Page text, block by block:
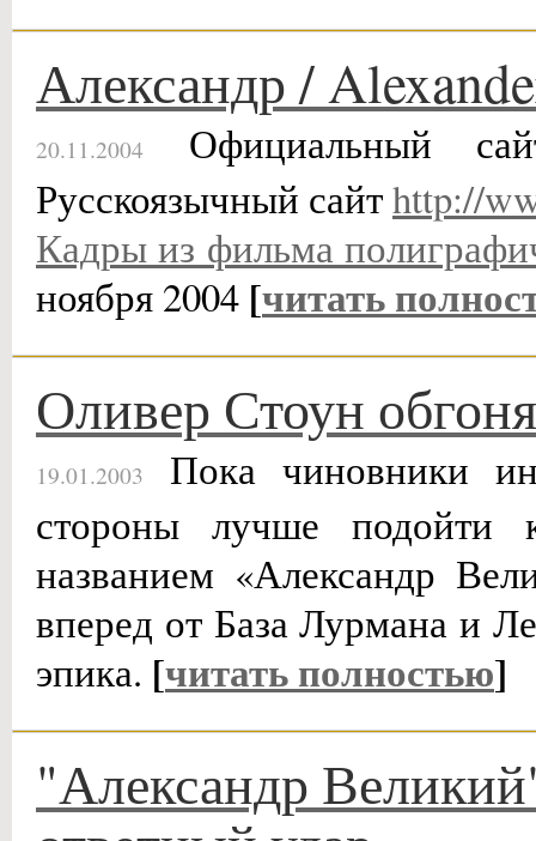
Александр /
20.11.2004
Официальный
Русскоязычный сайтhttp://
Кадры из фильма
ноября 2004 [читать
Оливер Стоун
19.01.2003
Пока чиновники
стороны лучше
названием «Александр
вперед от База Лурмана и
эпика. [читать полностью]
"Александр